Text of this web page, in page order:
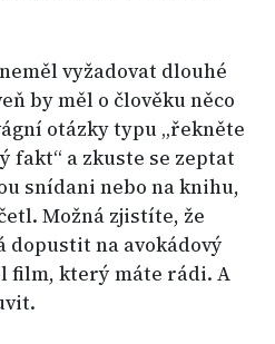
vyžadovat dlouhé
by měl o člověku něco
otázky typu „řekněte
fakt“ a zkuste se zeptat
snídani nebo na knihu,
Možná zjistíte, že
dopustit na avokádový
film, který máte rádi. A